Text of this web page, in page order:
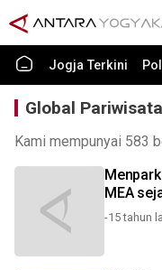
Jogja Terkini
Global Pariwisata
Kami mempunyai 583
MEA
-15 tahun